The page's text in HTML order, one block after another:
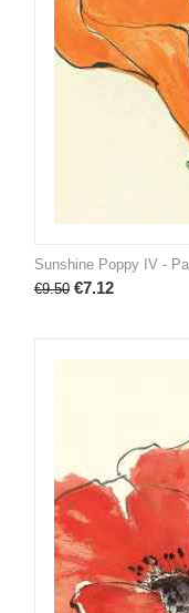
Sunshine Poppy IV -
€9.50 €7.12